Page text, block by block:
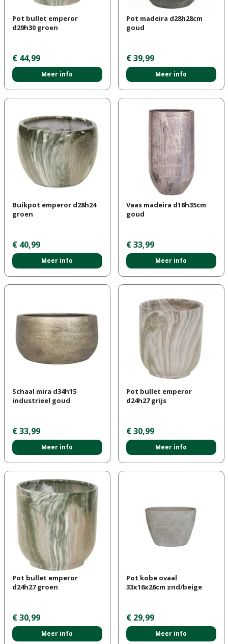
Pot bullet emperor
d29h30 groen
€ 44,99
Meer info
Pot madeira d28h28cm
goud
€ 39,99
Meer info
Buikpot emperor d28h24
groen
€ 40,99
Meer info
Vaas madeira d18h35cm
goud
€ 33,99
Meer info
Schaal mira d34h15
industrieel goud
€ 33,99
Meer info
Pot bullet emperor
d24h27 grijs
€ 30,99
Meer info
Pot bullet emperor
d24h27 groen
€ 30,99
Meer info
Pot kobe ovaal
33x16x26cm znd/beige
€ 29,99
Meer info